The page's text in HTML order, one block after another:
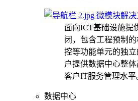
微模块解
面向ICT基础设施提
闭，包含工程预制
控等功能单元的独
户提供数据中心整
客户IT服务管理水平
数据中心